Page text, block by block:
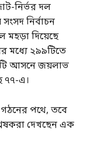
নির্ভর দল
নির্বাচন
দিয়েছে
মধ্যে ২৯৯টিতে
আসনে জয়লাভ
৭৭-এ।
পথে, তবে
দেখছেন এক